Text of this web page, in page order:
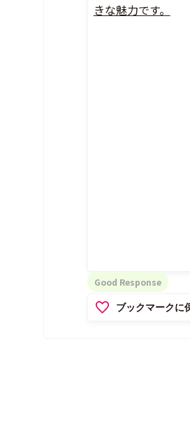
きな魅力です。
Good Response
ブックマークに